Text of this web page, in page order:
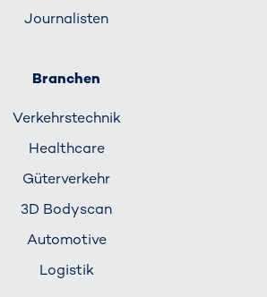
Journalisten
Branchen
Verkehrs­technik
Healthcare
Güterverkehr
3D Bodyscan
Automotive
Logistik